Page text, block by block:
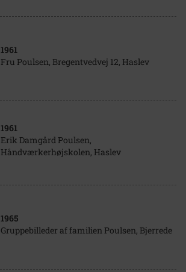
1961
Fru Poulsen, Bregentvedvej 12, Haslev
1961
Erik Damgård Poulsen,
Håndværkerhøjskolen, Haslev
1965
Gruppebilleder af familien Poulsen, Bjerrede